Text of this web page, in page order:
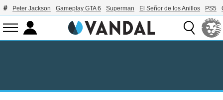
Peter Jackson Gameplay GTA 6 Superman El Señor de los Anillos PS5